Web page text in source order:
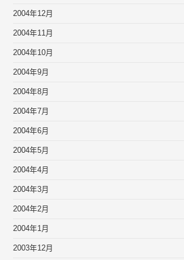
2004年12月
2004年11月
2004年10月
2004年9月
2004年8月
2004年7月
2004年6月
2004年5月
2004年4月
2004年3月
2004年2月
2004年1月
2003年12月